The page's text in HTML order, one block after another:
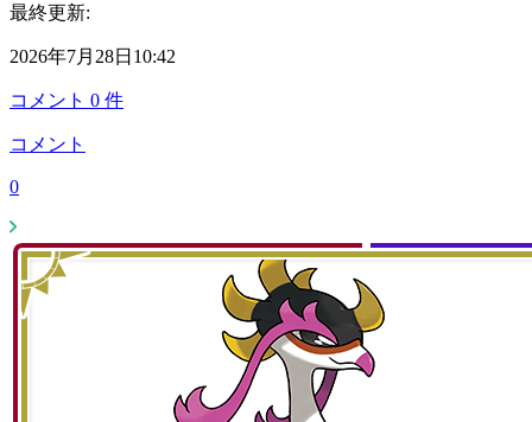
最終更新:
2026年7月28日10:42
コメント 0 件
コメント
0